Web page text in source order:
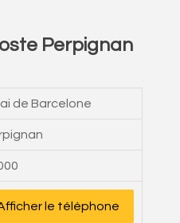
Perpignan
de Barcelone
le téléphone